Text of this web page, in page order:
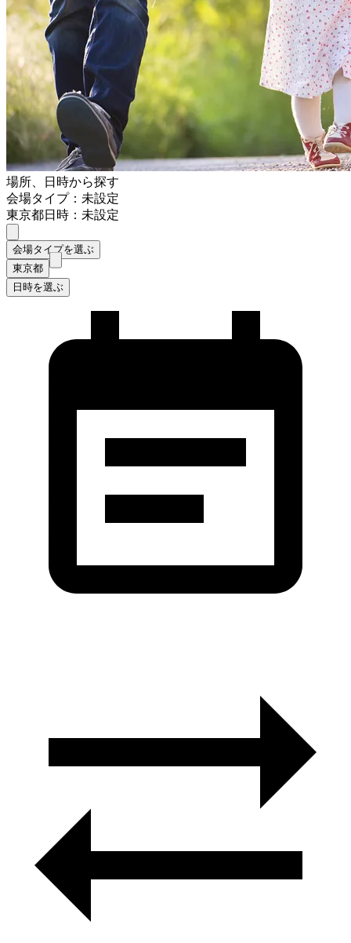
場所、日時から探す
会場タイプ：未設定
東京都日時：未設定
会場タイプを選ぶ
東京都
日時を選ぶ